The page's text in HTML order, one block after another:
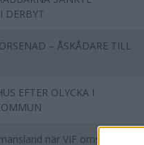
DERBYT
– ÅSKÅDARE TILL
EFTER OLYCKA I
när VIF omstartar: "Får